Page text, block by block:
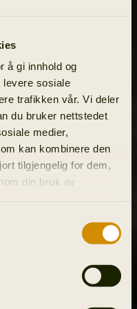
å gi innhold og
levere sosiale
trafikken vår. Vi deler
du bruker nettstedet
medier,
kan kombinere den
tilgjengelig for dem,
din bruk av